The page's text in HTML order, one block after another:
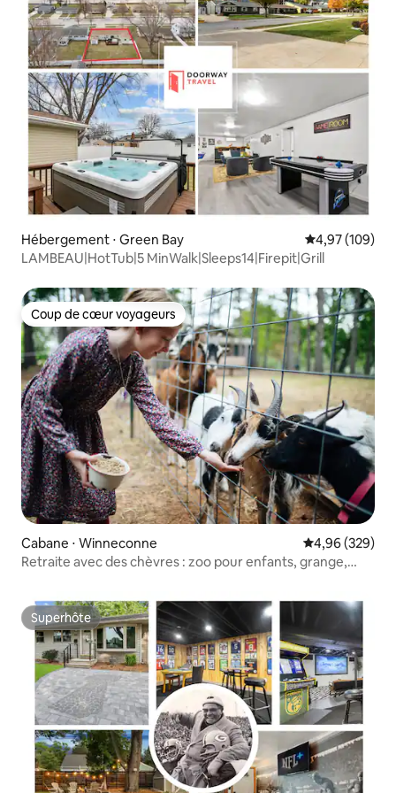
Hébergement ⋅ Green Bay Évaluation
4,97 (109)
LAMBEAU|HotTub|5 MinWalk|Sleeps14|Firepit|Grill
Coup de cœur voyageurs
Coup de cœur voyageurs
Cabane ⋅ Winneconne Évaluation
4,96 (329)
Retraite avec des chèvres : zoo pour enfants, grange,
Superhôte
Superhôte